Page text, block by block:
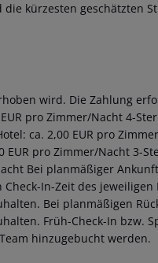
kürzesten geschätzten
wird. Die Zahlung
pro Zimmer/Nacht 4-
ca. 2,00 EUR pro
pro Zimmer/Nacht 3-
Bei planmäßiger
In-Zeit des
Bei planmäßigen
Früh-Check-In bzw.
hinzugebucht werden.